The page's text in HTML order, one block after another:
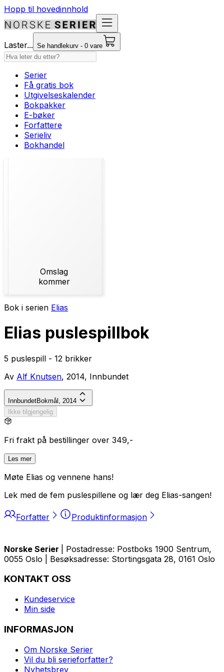
Hopp til hovedinnhold
Laster... Se handlekurv - 0 vare
Serier
Få gratis bok
Utgivelseskalender
Bokpakker
E-bøker
Forfattere
Serieliv
Bokhandel
Omslag
kommer
Bok i serien Elias
Elias puslespillbok
5 puslespill - 12 brikker
Av Alf Knutsen, 2014, Innbundet
InnbundetBokmål, 2014
Ikke tilgjengelig
Fri frakt på bestillinger over 349,-
Les mer
Møte Elias og vennene hans!
Lek med de fem puslespillene og lær deg Elias-sangen!
Forfatter Produktinformasjon
Norske Serier
| Postadresse: Postboks 1900 Sentrum,
0055 Oslo | Besøksadresse: Stortingsgata 28, 0161 Oslo
KONTAKT OSS
Kundeservice
Min side
INFORMASJON
Om Norske Serier
Vil du bli serieforfatter?
Nyhetsbrev